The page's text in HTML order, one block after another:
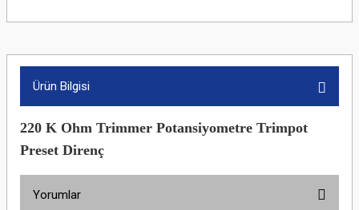
Ürün Bilgisi
220 K Ohm Trimmer Potansiyometre Trimpot
Preset Direnç
Yorumlar